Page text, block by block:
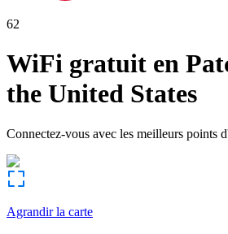
62
WiFi gratuit en
the United States
Connectez-vous avec les meilleurs points
Agrandir la carte